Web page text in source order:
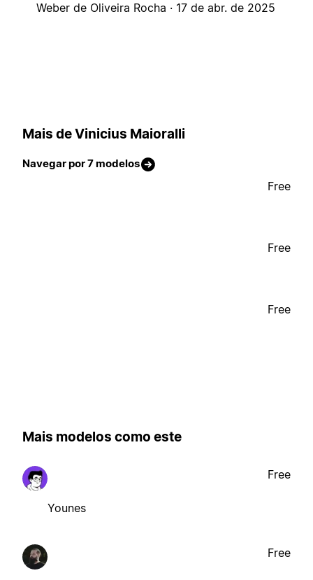
Weber de Oliveira Rocha · 17 de abr. de 2025
Mais de Vinicius Maioralli
Navegar por 7 modelos
Free
Free
Free
Mais modelos como este
Younes
Free
Free